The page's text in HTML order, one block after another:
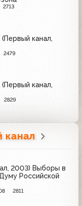
2713
канал,
2479
канал,
2829
канал
2003) Выборы в
Российской
2811